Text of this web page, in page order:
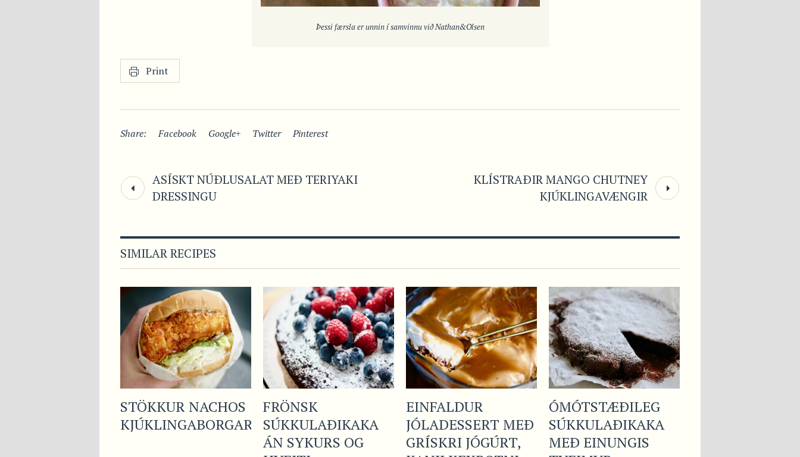
Þessi færsla er unnin í samvinnu við Nathan&Olsen
Print
Share: Facebook Google+ Twitter Pinterest
ASÍSKT NÚÐLUSALAT MEÐ TERIYAKI
DRESSINGU
KLÍSTRAÐIR MANGO CHUTNEY
KJÚKLINGAVÆNGIR
SIMILAR RECIPES
STÖKKUR NACHOS
KJÚKLINGABORGARI
FRÖNSK
SÚKKULAÐIKAKA
ÁN SYKURS OG
EINFALDUR
JÓLADESSERT MEÐ
GRÍSKRI JÓGÚRT,
ÓMÓTSTÆÐILEG
SÚKKULAÐIKAKA
MEÐ EINUNGIS